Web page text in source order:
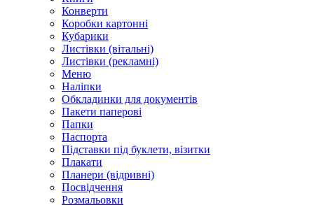
Конверти
Коробки картонні
Кубарики
Листівки (вітальні)
Листівки (рекламні)
Меню
Наліпки
Обкладинки для документів
Пакети паперові
Папки
Паспорта
Підставки під буклети, візитки
Плакати
Планери (відривні)
Посвідчення
Розмальовки